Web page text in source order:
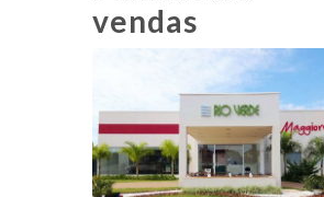
vendas